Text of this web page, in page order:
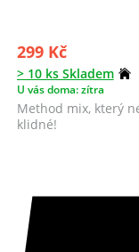
299 Kč
> 10 ks Skladem
U vás doma: zítra
Method mix, který
klidné!